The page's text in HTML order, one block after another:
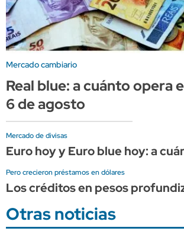
Mercado cambiario
Real blue: a cuánto opera
6 de agosto
Mercado de divisas
Euro hoy y Euro blue hoy: a
Pero crecieron préstamos en dólares
Los créditos en pesos
Otras noticias